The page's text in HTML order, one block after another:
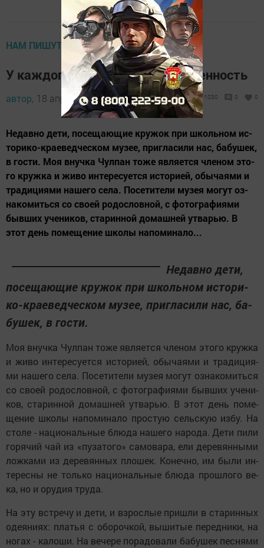
НАМ ПИШУТ
У каждого поколения своя особенность
автор, 18 апреля 2013 - 09:43 1030 0 0
Не­дав­но де­ти, по­се­ща­ю­щие кру­жок при школь­ном ис­
то­ри­ко-кра­е­вед­чес­ком му­зее, приг­ла­си­ли нас, ба­бу­шек,
в гос­ти. Моя внуч­ка Чул­пан то­же яв­ля­ет­ся чле­ном это­
го круж­ка и жи­во ин­те­ре­су­ет­ся ис­то­ри­ей, обы­ча­я­ми и
тра­ди­ци­я­ми на­ше­го се­ла. По­се­ти­те­ли му­зея мо­гут оз­
на­ко­мить­ся со сво­ей ро­дос­лов­ной, с фо­тог­ра­фи­я­ми
быв­ших уче­ни­ков, ста­рин­ной до­маш­ней ут­варью. В
этот день по­ме­ще­ние шко­лы на­по­ми­на­ло...
Не­дав­но де­ти,
по­се­ща­ю­щие кру­жок при школь­ном ис­то­ри­
ко-кра­е­вед­чес­ком му­зее, приг­ла­си­ли нас, ба­
бу­шек, в гос­ти.
Моя внуч­ка Чул­пан то­же яв­ля­ет­ся чле­ном это­го круж­ка
и жи­во ин­те­ре­су­ет­ся ис­то­ри­ей, обы­ча­я­ми и тра­ди­ци­я­
ми на­ше­го се­ла. По­се­ти­те­ли му­зея мо­гут оз­на­ко­мить­ся
со сво­ей ро­дос­лов­ной, с фо­тог­ра­фи­я­ми быв­ших уче­ни­
ков, ста­рин­ной до­маш­ней ут­варью. В этот день по­ме­
ще­ние шко­лы на­по­ми­на­ло прос­тую сельс­кую из­бу. На
сто­ле - на­ци­о­наль­ные блю­да на­ше­го на­ро­да. Де­ти пи­ли
го­ря­чий чай из «пу­за­то­го» са­мо­ва­ра, ели де­ре­вян­ны­ми
лож­ка­ми из де­ре­вян­ных пло­шек. Ко­неч­но, им бы­ли ин­
те­рес­ны не толь­ко на­ци­о­наль­ные блю­да прош­ло­го ве­
ка, но и ору­дия тру­да.
На эту вст­ре­чу и де­ти, и вз­рос­лые приш­ли в ста­рин­ных
оде­я­ни­ях: платья с оборочкой, вышитые передники, на
но­гах - ка­ло­ши. На ве­че­ре по­ра­до­ва­ли ба­бу­шек пес­ня­ми